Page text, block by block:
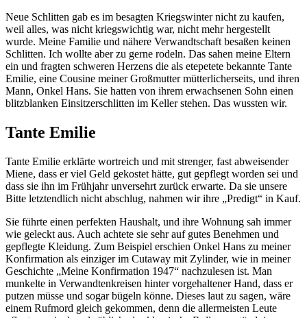
Neue Schlitten gab es im besagten Kriegswinter nicht zu kaufen,
weil alles, was nicht kriegswichtig war, nicht mehr hergestellt
wurde. Meine Familie und nähere Verwandtschaft besaßen keinen
Schlitten. Ich wollte aber zu gerne rodeln. Das sahen meine Eltern
ein und fragten schweren Herzens die als etepetete bekannte Tante
Emilie, eine Cousine meiner Großmutter mütterlicherseits, und ihren
Mann, Onkel Hans. Sie hatten von ihrem erwachsenen Sohn einen
blitzblanken Einsitzerschlitten im Keller stehen. Das wussten wir.
Tante Emilie
Tante Emilie erklärte wortreich und mit strenger, fast abweisender
Miene, dass er viel Geld gekostet hätte, gut gepflegt worden sei und
dass sie ihn im Frühjahr unversehrt zurück erwarte. Da sie unsere
Bitte letztendlich nicht abschlug, nahmen wir ihre
Predigt
in Kauf.
Sie führte einen perfekten Haushalt, und ihre Wohnung sah immer
wie geleckt aus. Auch achtete sie sehr auf gutes Benehmen und
gepflegte Kleidung. Zum Beispiel erschien Onkel Hans zu meiner
Konfirmation als einziger im Cutaway mit Zylinder, wie in meiner
Geschichte
Meine Konfirmation 1947
nachzulesen ist. Man
munkelte in Verwandtenkreisen hinter vorgehaltener Hand, dass er
putzen müsse und sogar bügeln könne. Dieses laut zu sagen, wäre
einem Rufmord gleich gekommen, denn die allermeisten Leute